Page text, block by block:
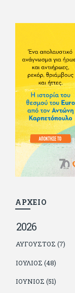
ταινίες κι έγραφε
αισθηματικές
του - αν όχι και
και διατήρησε
οποία
θέση. Κείμενο με
Φίλαθλο το 1992.
δούλεψε για
κάποιοι, αν όχι
ευχαριστημένοι
στον Sport Fm
Sportday.
ποδόσφαιρο από
γιατί είναι μέλος
σε όλα τα σπορ.
βρίσκουν το
φίλους του δεν
παιδιά. Απειλεί
ΑΡΧΕΙΟ
2026
ΑΎΓΟΥΣΤΟΣ (7)
ΙΟΎΛΙΟΣ (48)
ΙΟΎΝΙΟΣ (51)